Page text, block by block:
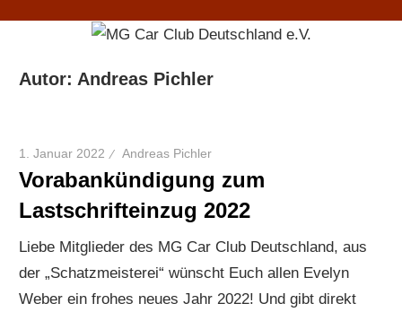
Autor: Andreas Pichler
1. Januar 2022 Andreas Pichler
Vorabankündigung zum
Lastschrifteinzug 2022
Liebe Mitglieder des MG Car Club Deutschland, aus
der „Schatzmeisterei“ wünscht Euch allen Evelyn
Weber ein frohes neues Jahr 2022! Und gibt direkt